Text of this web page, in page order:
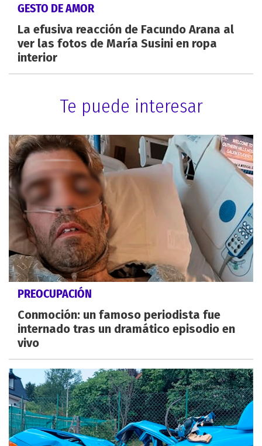
GESTO DE AMOR
La efusiva reacción de Facundo Arana al
ver las fotos de María Susini en ropa
interior
Te puede interesar
PREOCUPACIÓN
Conmoción: un famoso periodista fue
internado tras un dramático episodio en
vivo